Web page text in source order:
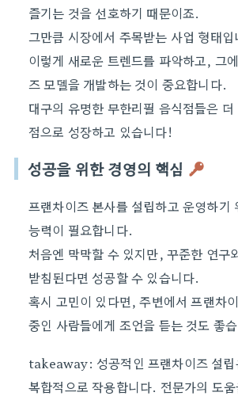
즐기는 것을 선호하기 때문이죠.
그만큼 시장에서 주목받는 사업 형태입
이렇게 새로운 트렌드를 파악하고, 그
즈 모델을 개발하는 것이 중요합니다.
대구의 유명한 무한리필 음식점들은
점으로 성장하고 있습니다!
성공을 위한 경영의 핵심
프랜차이즈 본사를 설립하고 운영하기
능력이 필요합니다.
처음엔 막막할 수 있지만, 꾸준한 연구
받침된다면 성공할 수 있습니다.
혹시 고민이 있다면, 주변에서 프랜차
중인 사람들에게 조언을 듣는 것도 좋
takeaway: 성공적인 프랜차이즈 설립
복합적으로 작용합니다. 전문가의 도